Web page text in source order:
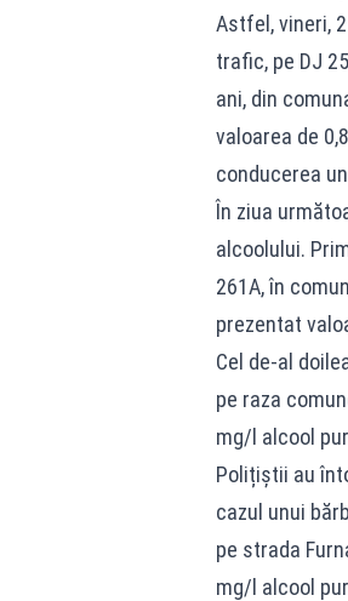
Astfel, vineri,
trafic, pe DJ
ani, din
valoarea de
conducerea
În ziua
alcoolului.
261A, în
prezentat
Cel de-al
pe raza
mg/l alcool
Polițiștii au
cazul unui
pe strada
mg/l alcool